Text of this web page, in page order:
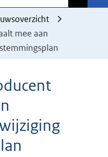
mee aan